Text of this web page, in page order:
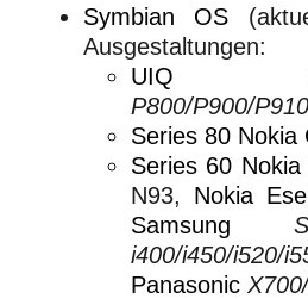
Symbian OS
Ausgestaltungen:
UIQ
P800/P900/
Series 80 Nokia
Series 60 Nokia
N93, Nokia
Samsung
i400/i450/i520/
Panasonic